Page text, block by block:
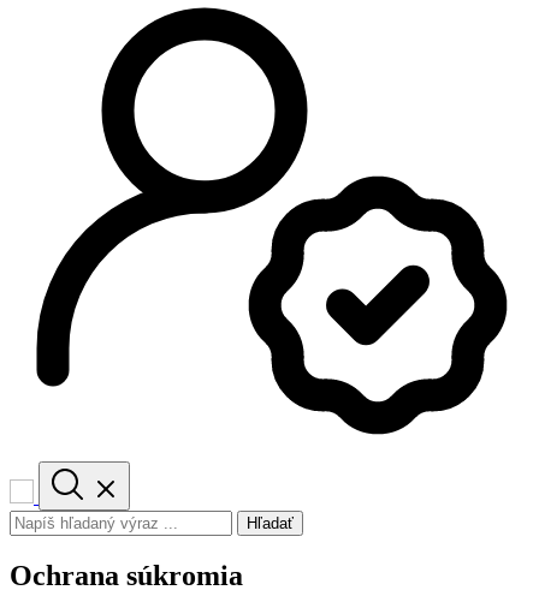
Hľadať
Ochrana súkromia